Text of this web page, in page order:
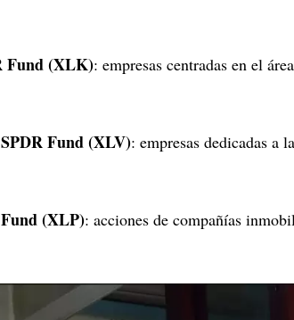
Fund (XLK): empresas centradas en el
Fund (XLV): empresas dedicadas a
Fund (XLP): acciones de compañías